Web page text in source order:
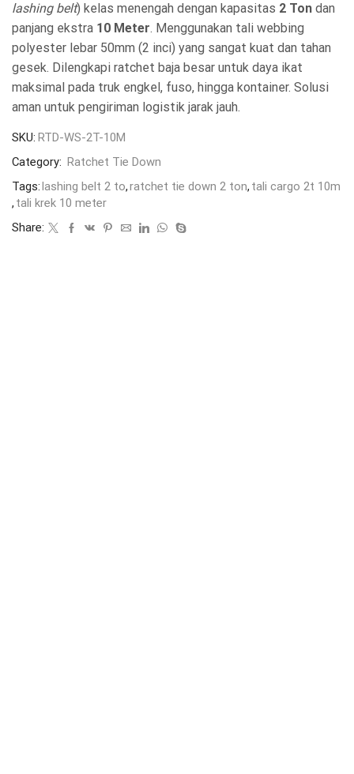
lashing belt) kelas menengah dengan kapasitas 2 Ton dan
panjang ekstra 10 Meter. Menggunakan tali webbing
polyester lebar 50mm (2 inci) yang sangat kuat dan tahan
gesek. Dilengkapi ratchet baja besar untuk daya ikat
maksimal pada truk engkel, fuso, hingga kontainer. Solusi
aman untuk pengiriman logistik jarak jauh.
SKU: RTD-WS-2T-10M
Category: Ratchet Tie Down
Tags:lashing belt 2 to,ratchet tie down 2 ton, tali cargo 2t 10m
, tali krek 10 meter
Share: